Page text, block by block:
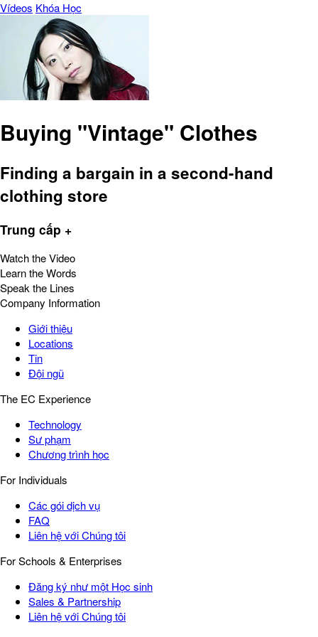
Vídeos Khóa Học
Buying "Vintage" Clothes
Finding a bargain in a second-hand
clothing store
Trung cấp +
Watch the Video
Learn the Words
Speak the Lines
Company Information
Giới thiệu
Locations
Tin
Đội ngũ
The EC Experience
Technology
Sư phạm
Chương trình học
For Individuals
Các gói dịch vụ
FAQ
Liên hệ với Chúng tôi
For Schools & Enterprises
Đăng ký như một Học sinh
Sales & Partnership
Liên hệ với Chúng tôi